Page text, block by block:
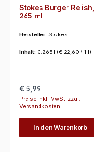
Stokes Burger Relish,
265 ml
Hersteller: Stokes
Inhalt: 0.265 l (€ 22,60 / 1 l)
Regulärer Preis:
€ 5,99
Preise inkl. MwSt. zzgl.
Versandkosten
In den Warenkorb